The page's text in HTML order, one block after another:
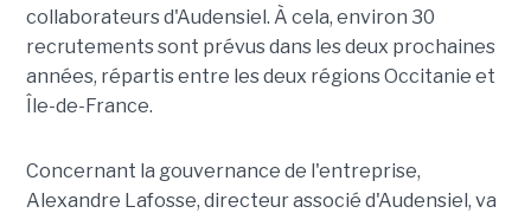
collaborateurs d'Audensiel. À cela, environ 30
recrutements sont prévus dans les deux prochaines
années, répartis entre les deux régions Occitanie et
Île-de-France.
Concernant la gouvernance de l'entreprise,
Alexandre Lafosse, directeur associé d'Audensiel, va